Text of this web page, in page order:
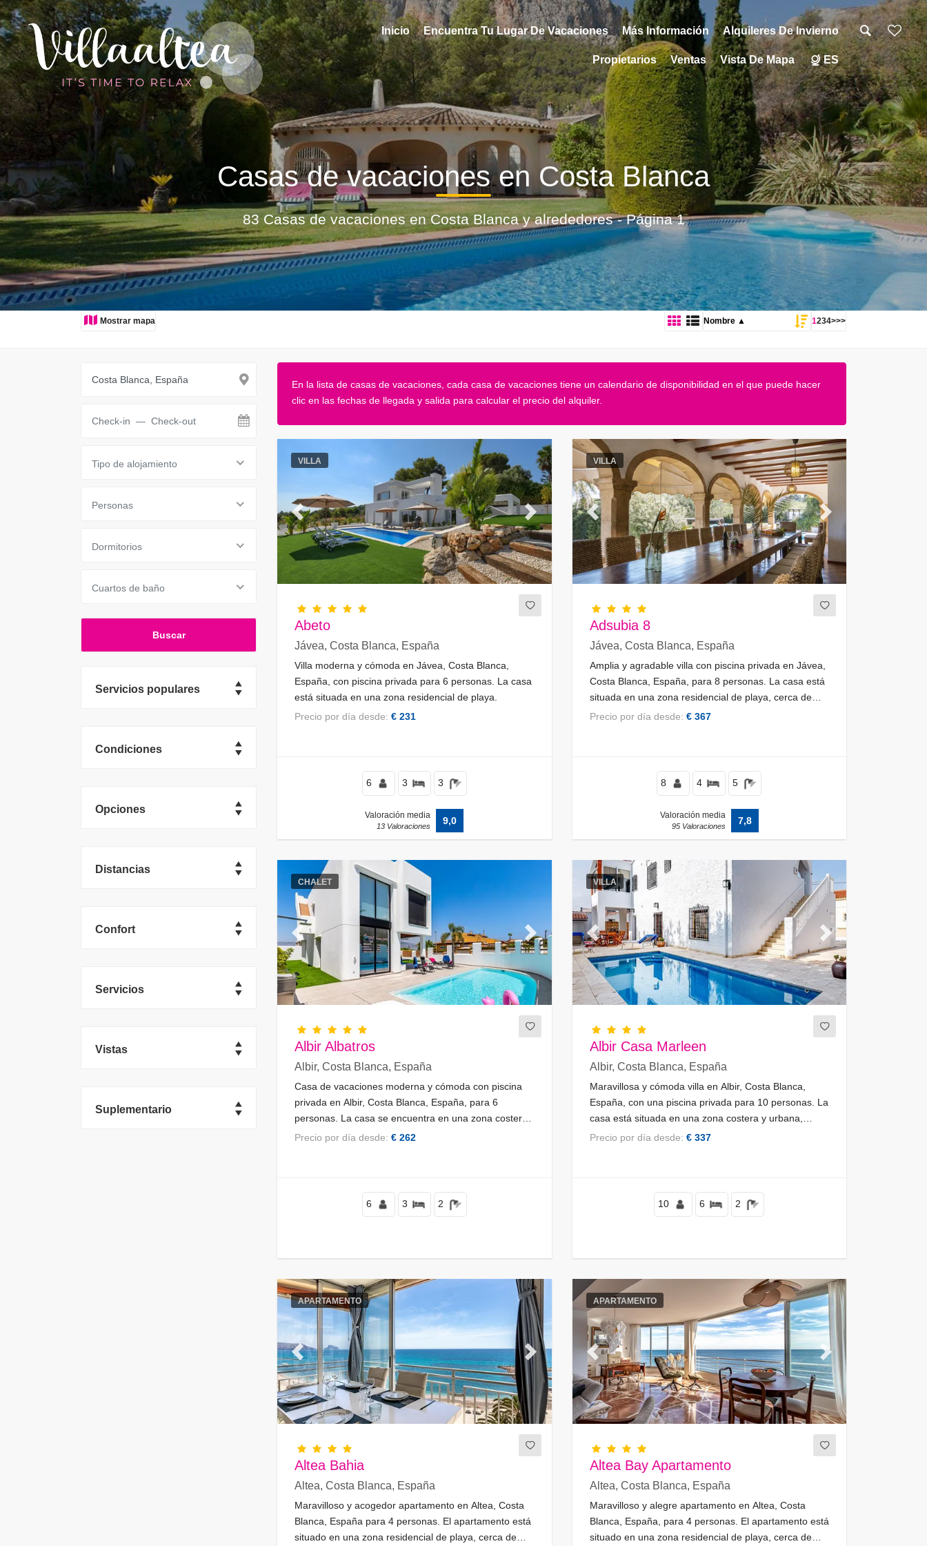
Casas de vacaciones en Costa Blanca
83 Casas de vacaciones en Costa Blanca y alrededores - Página 1
Mostrar mapa 1234>>>
Tipo de alojamiento
Personas
Dormitorios
Cuartos de baño
Servicios populares
Condiciones
Opciones
Distancias
Confort
Servicios
Vistas
Suplementario
En la lista de casas de vacaciones, cada casa de vacaciones tiene un calendario de disponibilidad en el que puede hacer
clic en las fechas de llegada y salida para calcular el precio del alquiler.
VILLA
Previous Next
Abeto
Jávea, Costa Blanca, España
Villa moderna y cómoda en Jávea, Costa Blanca,
España, con piscina privada para 6 personas. La casa
está situada en una zona residencial de playa.
Precio por día desde: € 231
6 3 3
Valoración media
13 Valoraciones 9,0
VILLA
Previous Next
Adsubia 8
Jávea, Costa Blanca, España
Amplia y agradable villa con piscina privada en Jávea,
Costa Blanca, España, para 8 personas. La casa está
situada en una zona residencial de playa, cerca de
restaurantes, bares y supermercados, a 1 km de la
Precio por día desde: € 367
8 4 5
Valoración media
95 Valoraciones 7,8
CHALET
Previous Next
Albir Albatros
Albir, Costa Blanca, España
Casa de vacaciones moderna y cómoda con piscina
privada en Albir, Costa Blanca, España, para 6
personas. La casa se encuentra en una zona costera,
montañosa y urbana, a 2 km de la playa.
Precio por día desde: € 262
6 3 2
VILLA
Previous Next
Albir Casa Marleen
Albir, Costa Blanca, España
Maravillosa y cómoda villa en Albir, Costa Blanca,
España, con una piscina privada para 10 personas. La
casa está situada en una zona costera y urbana,
cerca de restaurantes y bares, tiendas y
Precio por día desde: € 337
10 6 2
APARTAMENTO
Previous Next
Altea Bahia
Altea, Costa Blanca, España
Maravilloso y acogedor apartamento en Altea, Costa
Blanca, España para 4 personas. El apartamento está
situado en una zona residencial de playa, cerca de
APARTAMENTO
Previous Next
Altea Bay Apartamento
Altea, Costa Blanca, España
Maravilloso y alegre apartamento en Altea, Costa
Blanca, España, para 4 personas. El apartamento está
situado en una zona residencial de playa, cerca de
Inicio Encuentra Tu Lugar De Vacaciones Más Información Alquileres De Invierno
Propietarios Ventas Vista De Mapa ES